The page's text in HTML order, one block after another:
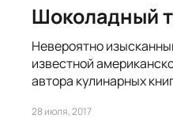
Шоколадный
Невероятно
известной
автора кулинарных
28 июля, 2017